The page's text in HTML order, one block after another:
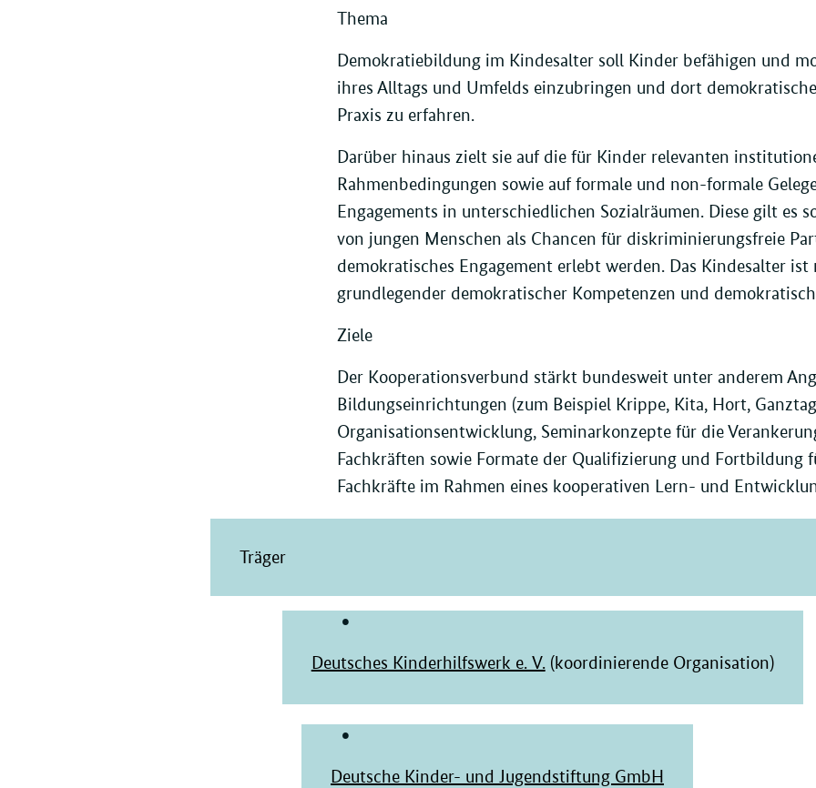
Thema
Demokratiebildung im Kindesalter soll Kinder befähigen und
ihres Alltags und Umfelds einzubringen und dort
Praxis zu erfahren.
Darüber hinaus zielt sie auf die für Kinder relevanten
Rahmenbedingungen sowie auf formale und non-formale
Engagements in unterschiedlichen Sozialräumen. Diese gilt es
von jungen Menschen als Chancen für diskriminierungsfreie
demokratisches Engagement erlebt werden. Das Kindesalter
grundlegender demokratischer Kompetenzen und
Ziele
Der Kooperationsverbund stärkt bundesweit unter anderem
Bildungseinrichtungen (zum Beispiel Krippe, Kita, Hort,
Organisationsentwicklung, Seminarkonzepte für die
Fachkräften sowie Formate der Qualifizierung und
Fachkräfte im Rahmen eines kooperativen Lern- und
Träger
Deutsches Kinderhilfswerk e. V.(koordinierende Organisation)
Deutsche Kinder- und Jugendstiftung GmbH